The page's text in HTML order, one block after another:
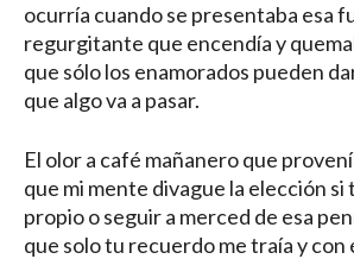
ocurría cuando se presentaba esa
regurgitante que encendía y
que sólo los enamorados pueden
que algo va a pasar.
El olor a café mañanero que
que mi mente divague la elección si
propio o seguir a merced de esa
que solo tu recuerdo me traía y con